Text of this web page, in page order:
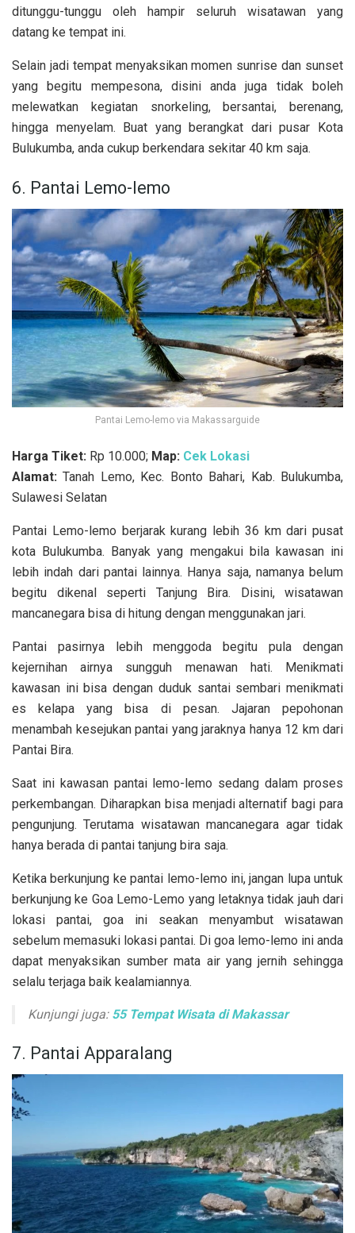
ditunggu-tunggu oleh hampir seluruh wisatawan yang
datang ke tempat ini.
Selain jadi tempat menyaksikan momen sunrise dan sunset
yang begitu mempesona, disini anda juga tidak boleh
melewatkan kegiatan snorkeling, bersantai, berenang,
hingga menyelam. Buat yang berangkat dari pusar Kota
Bulukumba, anda cukup berkendara sekitar 40 km saja.
6. Pantai Lemo-lemo
Pantai Lemo-lemo via Makassarguide
Harga Tiket: Rp 10.000; Map: Cek Lokasi
Alamat: Tanah Lemo, Kec. Bonto Bahari, Kab. Bulukumba,
Sulawesi Selatan
Pantai Lemo-lemo berjarak kurang lebih 36 km dari pusat
kota Bulukumba. Banyak yang mengakui bila kawasan ini
lebih indah dari pantai lainnya. Hanya saja, namanya belum
begitu dikenal seperti Tanjung Bira. Disini, wisatawan
mancanegara bisa di hitung dengan menggunakan jari.
Pantai pasirnya lebih menggoda begitu pula dengan
kejernihan airnya sungguh menawan hati. Menikmati
kawasan ini bisa dengan duduk santai sembari menikmati
es kelapa yang bisa di pesan. Jajaran pepohonan
menambah kesejukan pantai yang jaraknya hanya 12 km dari
Pantai Bira.
Saat ini kawasan pantai lemo-lemo sedang dalam proses
perkembangan. Diharapkan bisa menjadi alternatif bagi para
pengunjung. Terutama wisatawan mancanegara agar tidak
hanya berada di pantai tanjung bira saja.
Ketika berkunjung ke pantai lemo-lemo ini, jangan lupa untuk
berkunjung ke Goa Lemo-Lemo yang letaknya tidak jauh dari
lokasi pantai, goa ini seakan menyambut wisatawan
sebelum memasuki lokasi pantai. Di goa lemo-lemo ini anda
dapat menyaksikan sumber mata air yang jernih sehingga
selalu terjaga baik kealamiannya.
Kunjungi juga: 55 Tempat Wisata di Makassar
7. Pantai Apparalang